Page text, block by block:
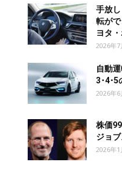
手放
転が
ヨタ
2026年7
自動
3･4･5
2026年6
株価
ジョ
2026年1